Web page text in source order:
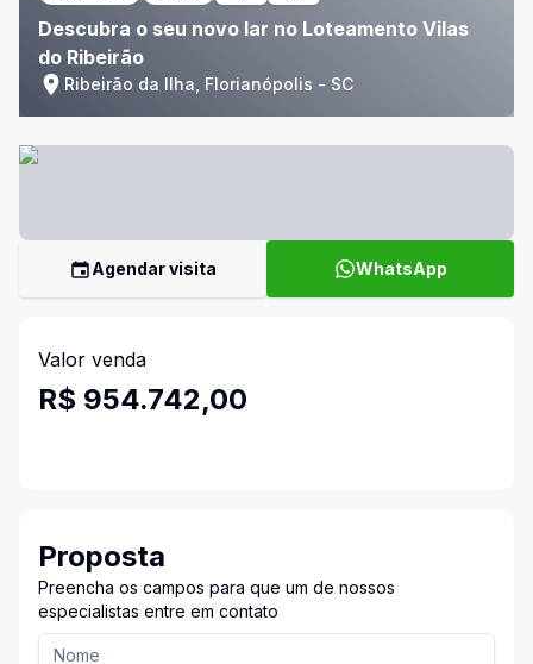
Descubra o seu novo lar no Loteamento Vilas
do Ribeirão
Ribeirão da Ilha, Florianópolis - SC
Agendar visita WhatsApp
Valor venda
R$ 954.742,00
Proposta
Preencha os campos para que um de nossos
especialistas entre em contato